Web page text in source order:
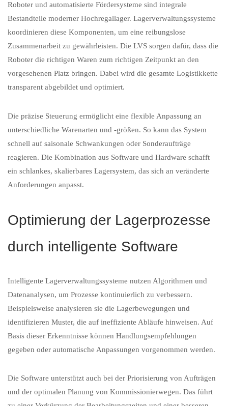
Roboter und automatisierte Fördersysteme sind integrale
Bestandteile moderner Hochregallager. Lagerverwaltungssysteme
koordinieren diese Komponenten, um eine reibungslose
Zusammenarbeit zu gewährleisten. Die LVS sorgen dafür, dass die
Roboter die richtigen Waren zum richtigen Zeitpunkt an den
vorgesehenen Platz bringen. Dabei wird die gesamte Logistikkette
transparent abgebildet und optimiert.
Die präzise Steuerung ermöglicht eine flexible Anpassung an
unterschiedliche Warenarten und -größen. So kann das System
schnell auf saisonale Schwankungen oder Sonderaufträge
reagieren. Die Kombination aus Software und Hardware schafft
ein schlankes, skalierbares Lagersystem, das sich an veränderte
Anforderungen anpasst.
Optimierung der Lagerprozesse
durch intelligente Software
Intelligente Lagerverwaltungssysteme nutzen Algorithmen und
Datenanalysen, um Prozesse kontinuierlich zu verbessern.
Beispielsweise analysieren sie die Lagerbewegungen und
identifizieren Muster, die auf ineffiziente Abläufe hinweisen. Auf
Basis dieser Erkenntnisse können Handlungsempfehlungen
gegeben oder automatische Anpassungen vorgenommen werden.
Die Software unterstützt auch bei der Priorisierung von Aufträgen
und der optimalen Planung von Kommissionierwegen. Das führt